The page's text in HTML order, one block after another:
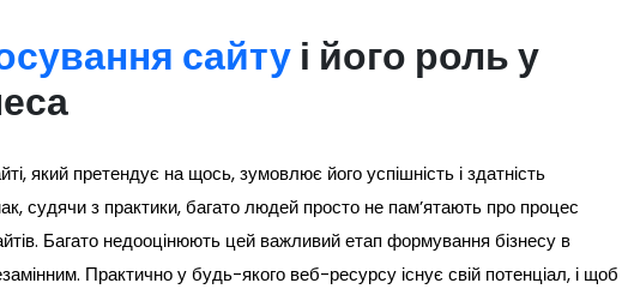
сайтуі його роль у
який претендує на щось, зумовлює його успішність і здатність
судячи з практики, багато людей просто не пам’ятають про процес
Багато недооцінюють цей важливий етап формування бізнесу в
Практично у будь-якого веб-ресурсу існує свій потенціал, і щоб